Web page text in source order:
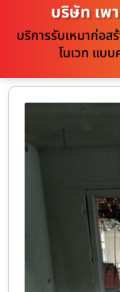
บริษัท เพ
บริการรับเหมาก่อส
โนเวท แบ